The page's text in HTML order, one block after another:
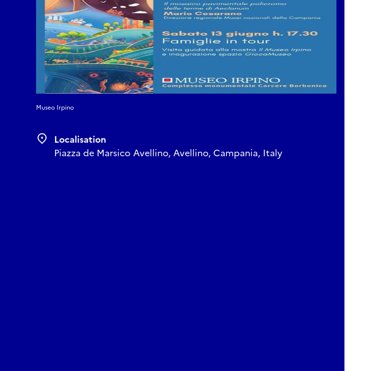
Museo Irpino
Localisation
Piazza de Marsico Avellino, Avellino, Campania, Italy